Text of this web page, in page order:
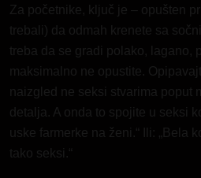
Za početnike, ključ je – opušten
trebali) da odmah krenete sa
treba da se gradi polako, lagano,
maksimalno ne opustite.
naizgled ne seksi stvarima poput
detalja. A onda to spojite u seksi
uske farmerke na ženi.“ Ili: „Bela
tako seksi.“